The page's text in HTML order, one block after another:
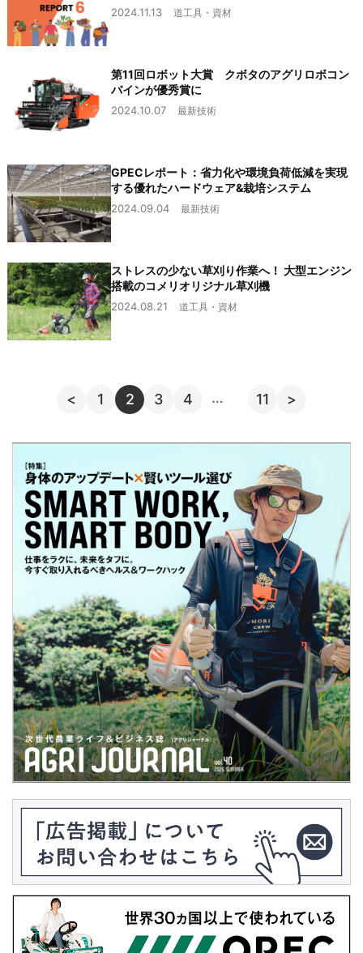
2024.11.13 道工具・資材
第11回ロボット大賞 クボタのアグリロボコン
バインが優秀賞に
2024.10.07 最新技術
GPECレポート：省力化や環境負荷低減を実現
する優れたハードウェア&栽培システム
2024.09.04 最新技術
ストレスの少ない草刈り作業へ！ 大型エンジン
搭載のコメリオリジナル草刈機
2024.08.21 道工具・資材
< 1 2 3 4 … 11 >